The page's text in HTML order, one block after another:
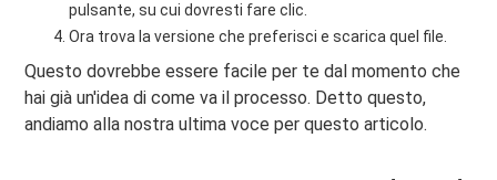
pulsante, su cui dovresti fare clic.
Ora trova la versione che preferisci e scarica quel file.
Questo dovrebbe essere facile per te dal momento che
hai già un'idea di come va il processo. Detto questo,
andiamo alla nostra ultima voce per questo articolo.